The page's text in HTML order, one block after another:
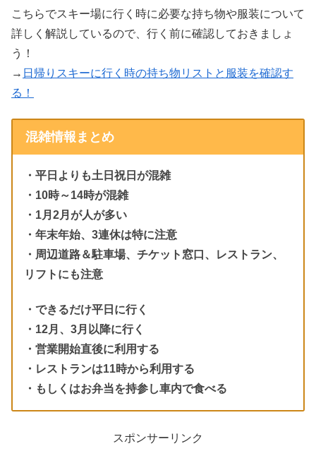
こちらでスキー場に行く時に必要な持ち物や服装について
詳しく解説しているので、行く前に確認しておきましょ
う！
→ 日帰りスキーに行く時の持ち物リストと服装を確認す
る！
混雑情報まとめ
・平日よりも土日祝日が混雑
・10時～14時が混雑
・1月2月が人が多い
・年末年始、3連休は特に注意
・周辺道路＆駐車場、チケット窓口、レストラン、
リフトにも注意
・できるだけ平日に行く
・12月、3月以降に行く
・営業開始直後に利用する
・レストランは11時から利用する
・もしくはお弁当を持参し車内で食べる
スポンサーリンク